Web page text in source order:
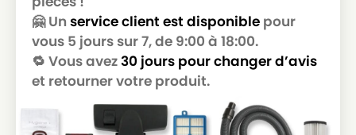
LG-
GOLDSTAR
LG-GOLDSTAR T 3800
LG-
GOLDSTAR
LG-GOLDSTAR T 3900
LG-
GOLDSTAR
LG-GOLDSTAR TB 33
🤗 Un service client est disponible pour
vous 5 jours sur 7, de 9:00 à 18:00.
🔁 Vous avez30 jours pour changer d’avis
et retourner votre produit.